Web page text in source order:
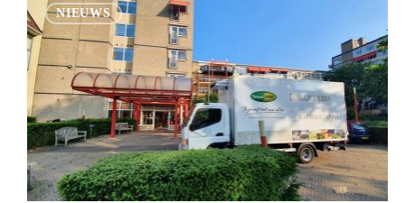
klant,
De
Frankeland
Groep!
NIEUWS